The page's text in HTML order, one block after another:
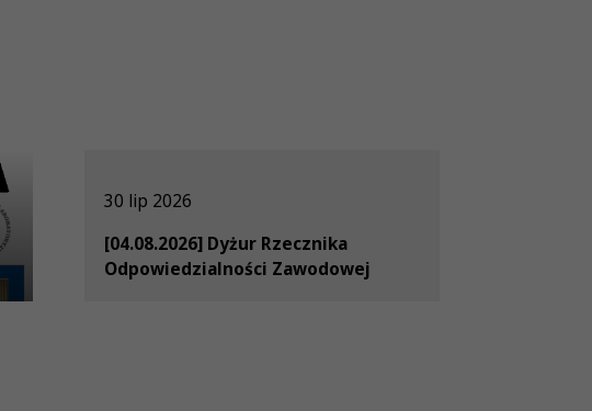
30 lip 2026
[04.08.2026] Dyżur Rzecznika
Odpowiedzialności Zawodowej